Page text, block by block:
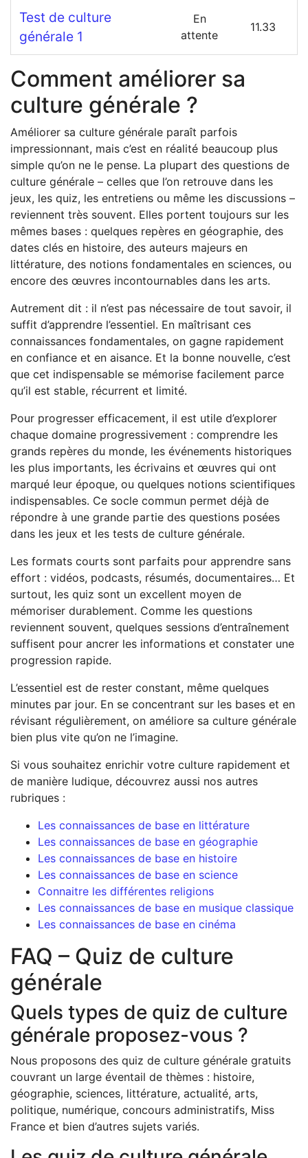
Test de culture
générale 1
En
attente
11.33
Comment améliorer sa
culture générale ?
Améliorer sa culture générale paraît parfois
impressionnant, mais c’est en réalité beaucoup plus
simple qu’on ne le pense. La plupart des questions de
culture générale – celles que l’on retrouve dans les
jeux, les quiz, les entretiens ou même les discussions –
reviennent très souvent. Elles portent toujours sur les
mêmes bases : quelques repères en géographie, des
dates clés en histoire, des auteurs majeurs en
littérature, des notions fondamentales en sciences, ou
encore des œuvres incontournables dans les arts.
Autrement dit : il n’est pas nécessaire de tout savoir, il
suffit d’apprendre l’essentiel. En maîtrisant ces
connaissances fondamentales, on gagne rapidement
en confiance et en aisance. Et la bonne nouvelle, c’est
que cet indispensable se mémorise facilement parce
qu’il est stable, récurrent et limité.
Pour progresser efficacement, il est utile d’explorer
chaque domaine progressivement : comprendre les
grands repères du monde, les événements historiques
les plus importants, les écrivains et œuvres qui ont
marqué leur époque, ou quelques notions scientifiques
indispensables. Ce socle commun permet déjà de
répondre à une grande partie des questions posées
dans les jeux et les tests de culture générale.
Les formats courts sont parfaits pour apprendre sans
effort : vidéos, podcasts, résumés, documentaires… Et
surtout, les quiz sont un excellent moyen de
mémoriser durablement. Comme les questions
reviennent souvent, quelques sessions d’entraînement
suffisent pour ancrer les informations et constater une
progression rapide.
L’essentiel est de rester constant, même quelques
minutes par jour. En se concentrant sur les bases et en
révisant régulièrement, on améliore sa culture générale
bien plus vite qu’on ne l’imagine.
Si vous souhaitez enrichir votre culture rapidement et
de manière ludique, découvrez aussi nos autres
rubriques :
Les connaissances de base en littérature
Les connaissances de base en géographie
Les connaissances de base en histoire
Les connaissances de base en science
Connaitre les différentes religions
Les connaissances de base en musique classique
Les connaissances de base en cinéma
FAQ – Quiz de culture
générale
Quels types de quiz de culture
générale proposez-vous ?
Nous proposons des quiz de culture générale gratuits
couvrant un large éventail de thèmes : histoire,
géographie, sciences, littérature, actualité, arts,
politique, numérique, concours administratifs, Miss
France et bien d’autres sujets variés.